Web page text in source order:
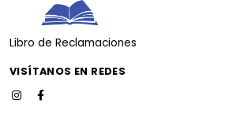
Libro de Reclamaciones
VISÍTANOS EN REDES